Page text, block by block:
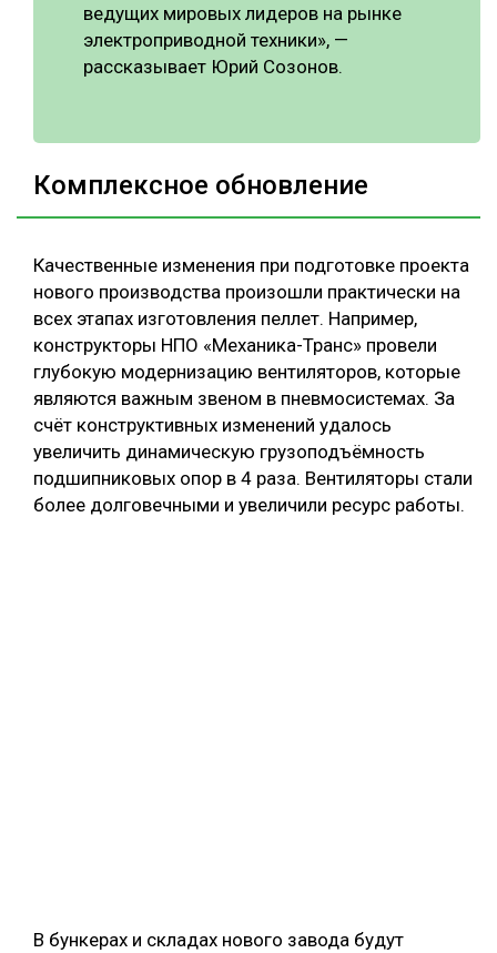
ведущих мировых лидеров на рынке
электроприводной техники», —
рассказывает Юрий Созонов.
Комплексное обновление
Качественные изменения при подготовке проекта
нового производства произошли практически на
всех этапах изготовления пеллет. Например,
конструкторы НПО «Механика-Транс» провели
глубокую модернизацию вентиляторов, которые
являются важным звеном в пневмосистемах. За
счёт конструктивных изменений удалось
увеличить динамическую грузоподъёмность
подшипниковых опор в 4 раза. Вентиляторы стали
более долговечными и увеличили ресурс работы.
В бункерах и складах нового завода будут